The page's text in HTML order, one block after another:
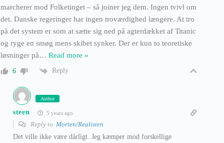
marcherer mod Folketinget – så joiner jeg dem. Ingen tvivl om
det. Danske regeringer har ingen troværdighed længere. At tro
på det system er som at sætte sig ned på agterdækket af Titanic
og ryge en smøg mens skibet synker. Der er kun to teoretiske
løsninger på… Read more »
6 Reply
Author
steen 5 years ago
Reply to Morten/Realisten
Det ville ikke være dårligt. Jeg kæmper mod forskellige